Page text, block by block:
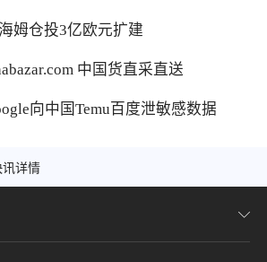
姆仓投3亿欧元扩建
中国货直采直送
向中国Temu百度泄敏感数据
讯详情